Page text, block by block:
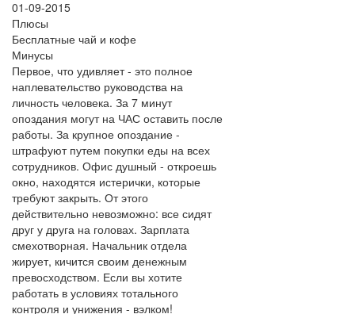
01-09-2015
Плюсы
Бесплатные чай и кофе
Минусы
Первое, что удивляет - это полное
наплевательство руководства на
личность человека. За 7 минут
опоздания могут на ЧАС оставить после
работы. За крупное опоздание -
штрафуют путем покупки еды на всех
сотрудников. Офис душный - откроешь
окно, находятся истерички, которые
требуют закрыть. От этого
действительно невозможно: все сидят
друг у друга на головах. Зарплата
смехотворная. Начальник отдела
жирует, кичится своим денежным
превосходством. Если вы хотите
работать в условиях тотального
контроля и унижения - вэлком!